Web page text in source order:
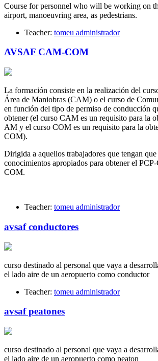
Course for personnel who will be working on
airport, manoeuvring area, as pedestrians.
Teacher: tomeu administrador
AVSAF CAM-COM
La formación consiste en la realización del
Área de Maniobras (CAM) o el curso de
en función del tipo de permiso de conducción
obtener (el curso CAM es un requisito para la
AM y el curso COM es un requisito para la
COM).
Dirigida a aquellos trabajadores que tengan
conocimientos apropiados para obtener el
COM.
Teacher: tomeu administrador
avsaf conductores
curso destinado al personal que vaya a
el lado aire de un aeropuerto como conductor
Teacher: tomeu administrador
avsaf peatones
curso destinado al personal que vaya a
el lado aire de un aeropuerto como peaton